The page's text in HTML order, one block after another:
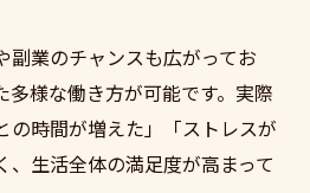
副業のチャンスも広がってお
多様な働き方が可能です。実際
の時間が増えた」「ストレスが
、生活全体の満足度が高まって